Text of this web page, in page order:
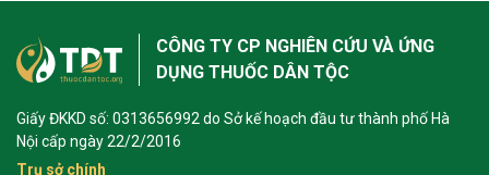
CÔNG TY CP NGHIÊN CỨU VÀ ỨNG
DỤNG THUỐC DÂN TỘC
Giấy ĐKKD số: 0313656992 do Sở kế hoạch đầu tư thành phố Hà
Nội cấp ngày 22/2/2016
Trụ sở chính